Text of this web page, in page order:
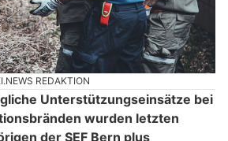
REDAKTION
Unterstützungseinsätze bei
wurden letzten
der SEF Bern plus